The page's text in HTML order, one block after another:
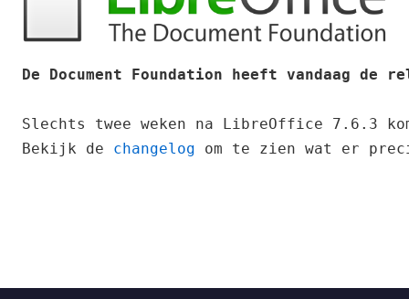
De Document Foundation heeft vandaag de
Slechts twee weken na LibreOffice 7.6.3
Bekijk de changelog om te zien wat er